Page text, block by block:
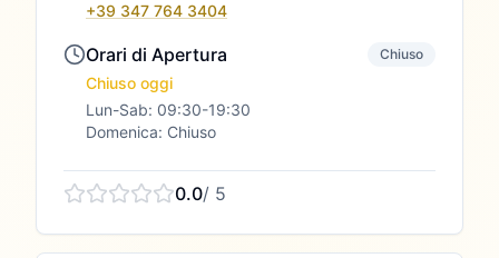
+39 347 764 3404
Orari di Apertura Chiuso
Chiuso oggi
Lun-Sab: 09:30-19:30
Domenica: Chiuso
0.0/ 5